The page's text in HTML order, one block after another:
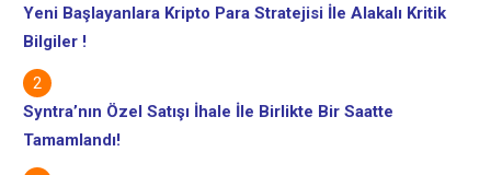
analizler tam gazetecilik
bağımsızlığı ve bütünlüğü
ile
üretilmektedir.Standartlarımız
ve süreçlerimiz hakkında
daha fazla ayrıntı için
Yeni Başlayanlara Kripto Para Stratejisi İle Alakalı Kritik
Bilgiler !
Syntra’nın Özel Satışı İhale İle Birlikte Bir Saatte
Tamamlandı!